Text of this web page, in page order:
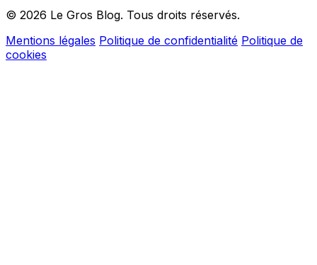
© 2026 Le Gros Blog. Tous droits réservés.
Mentions légales Politique de confidentialité Politique de
cookies